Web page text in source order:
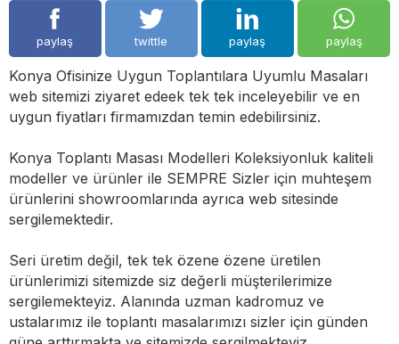
paylaş twittle paylaş paylaş
Konya Ofisinize Uygun Toplantılara Uyumlu Masaları
web sitemizi ziyaret edeek tek tek inceleyebilir ve en
uygun fiyatları firmamızdan temin edebilirsiniz.
Konya Toplantı Masası Modelleri Koleksiyonluk kaliteli
modeller ve ürünler ile SEMPRE Sizler için muhteşem
ürünlerini showroomlarında ayrıca web sitesinde
sergilemektedir.
Seri üretim değil, tek tek özene özene üretilen
ürünlerimizi sitemizde siz değerli müşterilerimize
sergilemekteyiz. Alanında uzman kadromuz ve
ustalarımız ile toplantı masalarımızı sizler için günden